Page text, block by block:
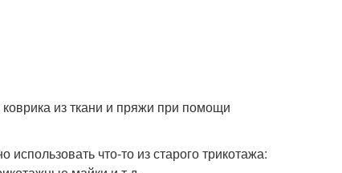
коврика из ткани и пряжи при помощи
что-то из старого трикотажа: